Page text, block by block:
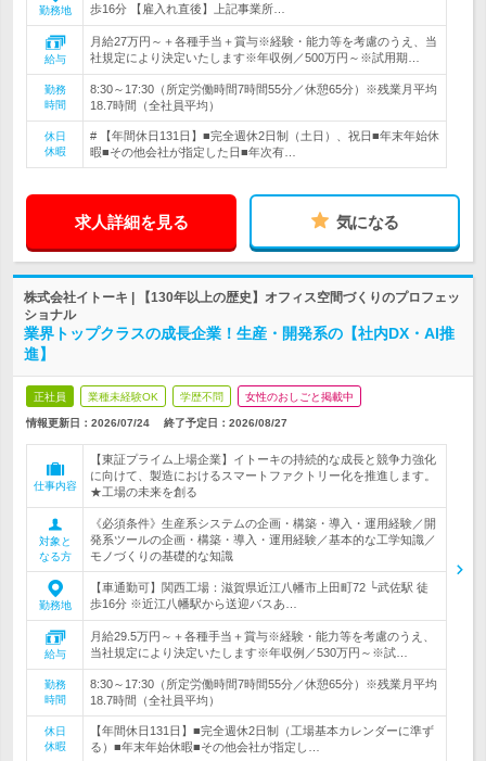
勤務地
歩16分 【雇入れ直後】上記事業所…
給与
月給27万円～＋各種手当＋賞与※経験・能力等を考慮のうえ、当
社規定により決定いたします※年収例／500万円～※試用期…
勤務
時間
8:30～17:30（所定労働時間7時間55分／休憩65分）※残業月平均
18.7時間（全社員平均）
休日
休暇
# 【年間休日131日】■完全週休2日制（土日）、祝日■年末年始休
暇■その他会社が指定した日■年次有…
求人詳細を見る 気になる
株式会社イトーキ | 【130年以上の歴史】オフィス空間づくりのプロフェッ
ショナル
業界トップクラスの成長企業！生産・開発系の【社内DX・AI推
進】
正社員 業種未経験OK 学歴不問 女性のおしごと掲載中
情報更新日：2026/07/24 終了予定日： 2026/08/27
仕事内容
【東証プライム上場企業】イトーキの持続的な成長と競争力強化
に向けて、製造におけるスマートファクトリー化を推進します。
★工場の未来を創る
対象と
なる方
《必須条件》生産系システムの企画・構築・導入・運用経験／開
発系ツールの企画・構築・導入・運用経験／基本的な工学知識／
モノづくりの基礎的な知識
勤務地
【車通勤可】関西工場：滋賀県近江八幡市上田町72 └武佐駅 徒
歩16分 ※近江八幡駅から送迎バスあ…
給与
月給29.5万円～＋各種手当＋賞与※経験・能力等を考慮のうえ、
当社規定により決定いたします※年収例／530万円～※試…
勤務
時間
8:30～17:30（所定労働時間7時間55分／休憩65分）※残業月平均
18.7時間（全社員平均）
休日
休暇
【年間休日131日】■完全週休2日制（工場基本カレンダーに準ず
る）■年末年始休暇■その他会社が指定し…